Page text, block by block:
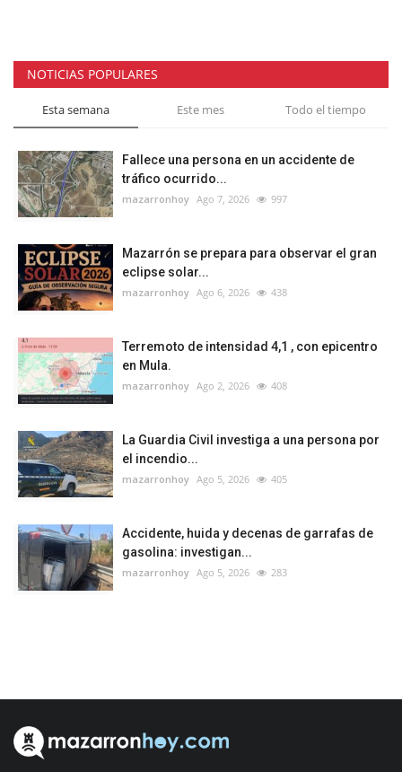
NOTICIAS POPULARES
Esta semana Este mes Todo el tiempo
Fallece una persona en un accidente de
tráfico ocurrido...
mazarronhoy Ago 7, 2026 997
Mazarrón se prepara para observar el gran
eclipse solar...
mazarronhoy Ago 6, 2026 438
Terremoto de intensidad 4,1 , con epicentro
en Mula.
mazarronhoy Ago 2, 2026 408
La Guardia Civil investiga a una persona por
el incendio...
mazarronhoy Ago 5, 2026 405
Accidente, huida y decenas de garrafas de
gasolina: investigan...
mazarronhoy Ago 5, 2026 283